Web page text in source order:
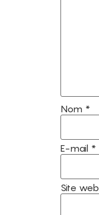
Nom *
E-mail *
Site web